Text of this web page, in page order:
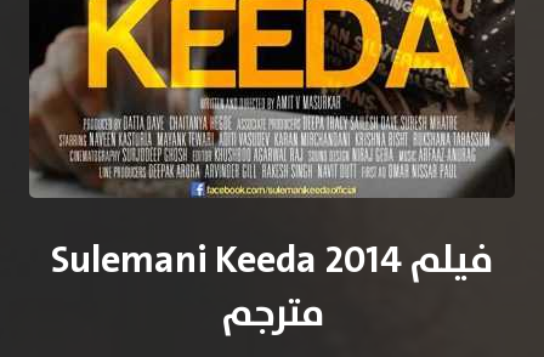
فيلم Sulemani Keeda 2014
مترجم